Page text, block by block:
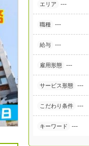
エリア ---
職種 ---
給与 ---
雇用形態 ---
サービス形態 ---
こだわり条件 ---
キーワード ---